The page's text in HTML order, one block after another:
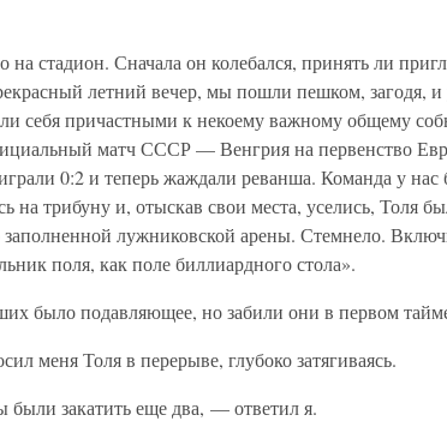
на стадион. Сначала он колебался, принять ли
летний вечер, мы пошли пешком, загодя,
себя причастными к некоему важному общему
матч СССР — Венгрия на первенство
0:2 и теперь жаждали реванша. Команда у нас
на трибуну и, отыскав свои места, уселись, Толя
заполненной лужниковской арены. Стемнело.
поля, как поле биллиардного стола».
было подавляющее, но забили они в первом
меня Толя в перерыве, глубоко затягиваясь.
закатить еще два, — ответил я.